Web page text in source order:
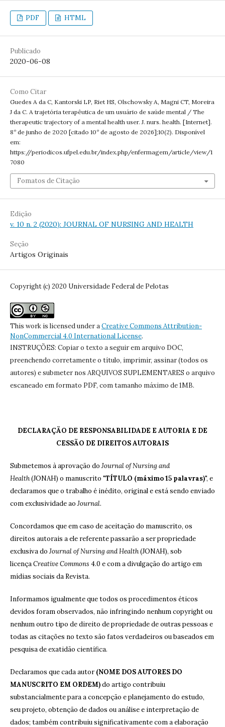
PDF HTML
Publicado
2020-06-08
Como Citar
Guedes A da C, Kantorski LP, Riet HS, Olschowsky A, Magni CT, Moreira
J da C. A trajetória terapêutica de um usuário de saúde mental / The
therapeutic trajectory of a mental health user. J. nurs. health. [Internet].
8º de junho de 2020 [citado 10º de agosto de 2026];10(2). Disponível
em:
https://periodicos.ufpel.edu.br/index.php/enfermagem/article/view/1
7080
Fomatos de Citação
Edição
v. 10 n. 2 (2020): JOURNAL OF NURSING AND HEALTH
Seção
Artigos Originais
Copyright (c) 2020 Universidade Federal de Pelotas
This work is licensed under aCreative Commons Attribution-
NonCommercial 4.0 International License.
INSTRUÇÕES: Copiar o texto a seguir em arquivo DOC,
preenchendo corretamente o título, imprimir, assinar (todos os
autores) e submeter nos ARQUIVOS SUPLEMENTARES o arquivo
escaneado em formato PDF, com tamanho máximo de 1MB.
DECLARAÇÃO DE RESPONSABILIDADE E AUTORIA E DE
CESSÃO DE DIREITOS AUTORAIS
Submetemos à aprovação do Journal of Nursing and
Health(JONAH) o manuscrito "TÍTULO (máximo 15 palavras)", e
declaramos que o trabalho é inédito, original e está sendo enviado
com exclusividade ao Journal.
Concordamos que em caso de aceitação do manuscrito, os
direitos autorais a ele referente passarão a ser propriedade
exclusiva do Journal of Nursing and Health(JONAH), sob
licençaCreative Commons 4.0 e com a divulgação do artigo em
mídias sociais da Revista.
Informamos igualmente que todos os procedimentos éticos
devidos foram observados, não infringindo nenhum copyright ou
nenhum outro tipo de direito de propriedade de outras pessoas e
todas as citações no texto são fatos verdadeiros ou baseados em
pesquisa de exatidão científica.
Declaramos que cada autor(NOME DOS AUTORES DO
MANUSCRITO EM ORDEM)do artigo contribuiu
substancialmente para a concepção e planejamento do estudo,
seu projeto, obtenção de dados ou análise e interpretação de
dados; também contribuiu significativamente com a elaboração